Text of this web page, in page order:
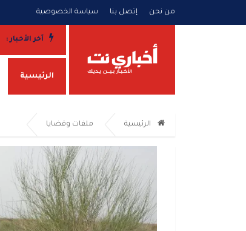
من نحن إتصل بنا سياسة الخصوصية
آخر الأخبار :ومسيّرات واشتباكات وضربات مدفعية تطال عدة جبهات
الرئيسية
الرئيسية ملفات وقضايا